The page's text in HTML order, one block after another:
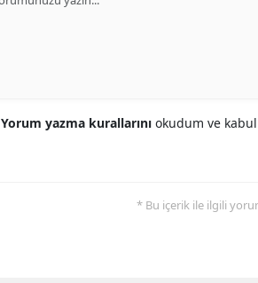
Yorum yazma kurallarını okudum ve
* Bu içerik ile ilgili